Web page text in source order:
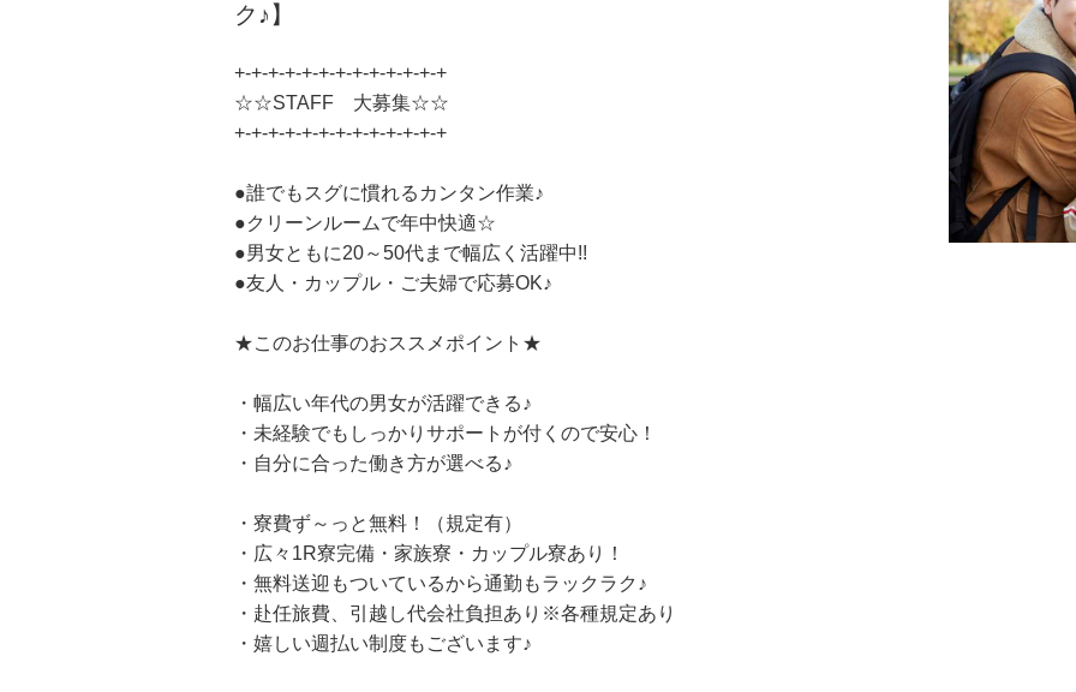
ク♪】
+-+-+-+-+-+-+-+-+-+-+-+-+
☆☆STAFF 大募集☆☆
+-+-+-+-+-+-+-+-+-+-+-+-+
●誰でもスグに慣れるカンタン作業♪
●クリーンルームで年中快適☆
●男女ともに20～50代まで幅広く活躍中!!
●友人・カップル・ご夫婦で応募OK♪
★このお仕事のおススメポイント★
・幅広い年代の男女が活躍できる♪
・未経験でもしっかりサポートが付くので安心！
・自分に合った働き方が選べる♪
・寮費ず～っと無料！（規定有）
・広々1R寮完備・家族寮・カップル寮あり！
・無料送迎もついているから通勤もラックラク♪
・赴任旅費、引越し代会社負担あり※各種規定あり
・嬉しい週払い制度もございます♪